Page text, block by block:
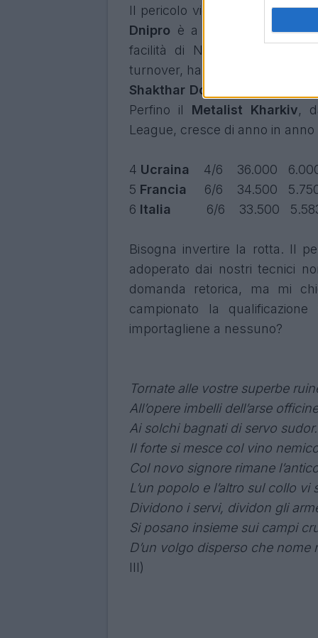
Il pericolo viene dall’ EST. Il
Dnipro è a punteggio pieno
facilità di Napoli, Psv e Aik
turnover, ha rischiato di
Shakthar Donetsk
Perfino il Metalist Kharkiv,
League, cresce di anno in
4 Ucraina 4/6 36.000
5 Francia 6/6 34.500
6 Italia 6/6 33.500
Bisogna invertire la rotta. Il
adoperato dai nostri tecnici
domanda retorica, ma mi
campionato la
importagliene a nessuno?
Tornate alle vostre superbe
All’opere imbelli dell’arse
Ai solchi bagnati di servo sudor.
Il forte si mesce col vino
Col novo signore rimane
L’un popolo e l’altro sul collo vi
Dividono i servi, dividon gli
Si posano insieme sui campi
D’un volgo disperso che nome
III)